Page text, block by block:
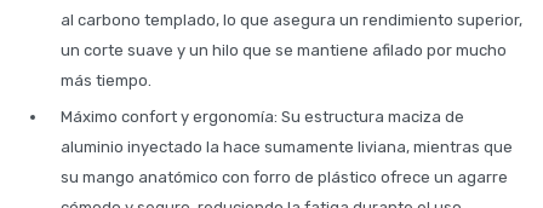
al carbono templado, lo que asegura un rendimiento superior,
un corte suave y un hilo que se mantiene afilado por mucho
más tiempo.
Máximo confort y ergonomía: Su estructura maciza de
aluminio inyectado la hace sumamente liviana, mientras que
su mango anatómico con forro de plástico ofrece un agarre